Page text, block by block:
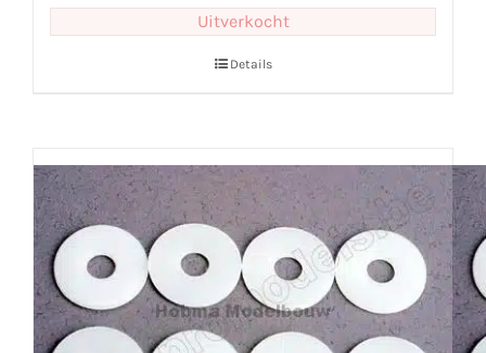
Uitverkocht
Details